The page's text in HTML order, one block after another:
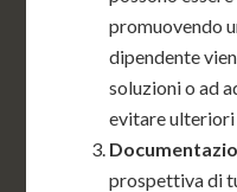
promuovendo
dipendente
soluzioni o ad
evitare
prospettiva di